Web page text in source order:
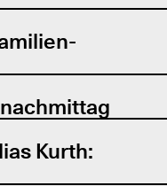
Kurth: